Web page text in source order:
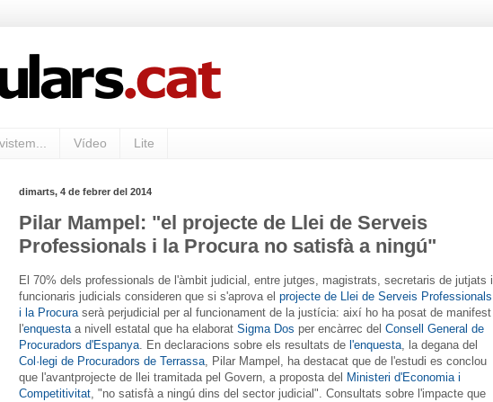
Vídeo Lite
dimarts, 4 de febrer del 2014
Pilar Mampel: "el projecte de Llei de Serveis
Professionals i la Procura no satisfà a ningú"
El 70% dels professionals de l'àmbit judicial, entre jutges, magistrats, secretaris de jutjats i
funcionaris judicials consideren que si s'aprova el projecte de Llei de Serveis Professionals
i la Procuraserà perjudicial per al funcionament de la justícia: així ho ha posat de manifest
l'enquestaa nivell estatal que ha elaborat Sigma Dos per encàrrec del Consell General de
Procuradors d'Espanya. En declaracions sobre els resultats de l'enquesta, la degana del
Col·legi de Procuradors de Terrassa, Pilar Mampel, ha destacat que de l'estudi es conclou
que l'avantprojecte de llei tramitada pel Govern, a proposta del Ministeri d'Economia i
Competitivitat, "no satisfà a ningú dins del sector judicial". Consultats sobre l'impacte que